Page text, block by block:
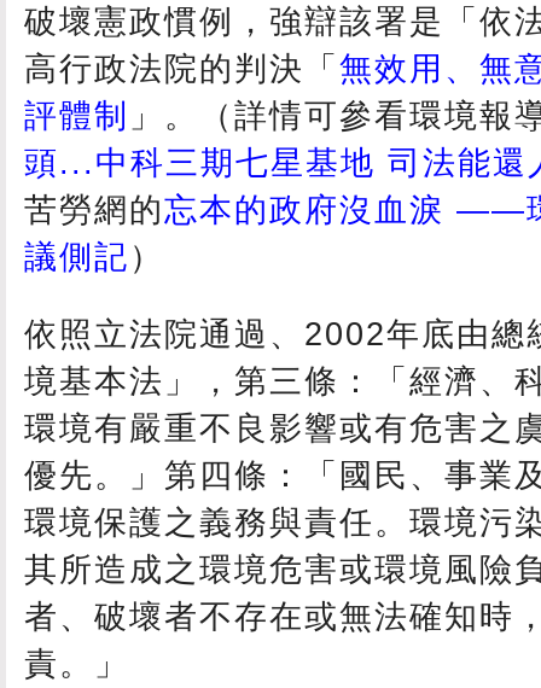
破壞憲政慣例，強辯該署是「依
高行政法院的判決「 無效用、無
評體制
」。（詳情可參看環境報
頭...中科三期七星基地 司法能還
苦勞網的忘本的政府沒血淚 ——
議側記 ）
依照立法院通過、2002年底由總
境基本法」，第三條：「經濟、
環境有嚴重不良影響或有危害之
優先。」第四條：「國民、事業
環境保護之義務與責任。環境污
其所造成之環境危害或環境風險
者、破壞者不存在或無法確知時
責。」